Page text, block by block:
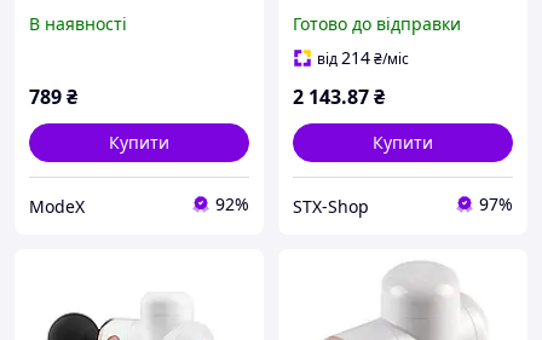
В наявності
789₴
Купити
ModeX 92%
Готово до відправки
від214₴/міс
2 143.87₴
Купити
STX-Shop 97%